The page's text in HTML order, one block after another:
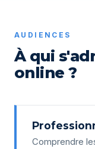
AUDIENCES
À qui
online ?
Comprendre